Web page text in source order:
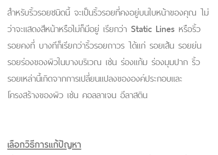
สำหรับริ้วรอยชนิดนี้ จะเป็นริ้วรอยที่คงอยู่บนใบหน้าของคุณ ไม่
ว่าจะแสดงสีหน้าหรือไม่ก็มีอยู่ เรียกว่า Static Lines หรือริ้ว
รอยคงที่ บางทีก็เรียกว่าริ้วรอยถาวร ได้แก่ รอยเส้น รอยย่น
รอยร่องของผิวในบางบริเวณ เช่น ร่องแก้ม ร่องมุมปาก ริ้ว
รอยเหล่านี้เกิดจากการเปลี่ยนแปลงขององค์ประกอบและ
โครงสร้างของผิว เช่น คอลลาเจน อีลาสติน
เลือกวิธีการแก้ปัญหา